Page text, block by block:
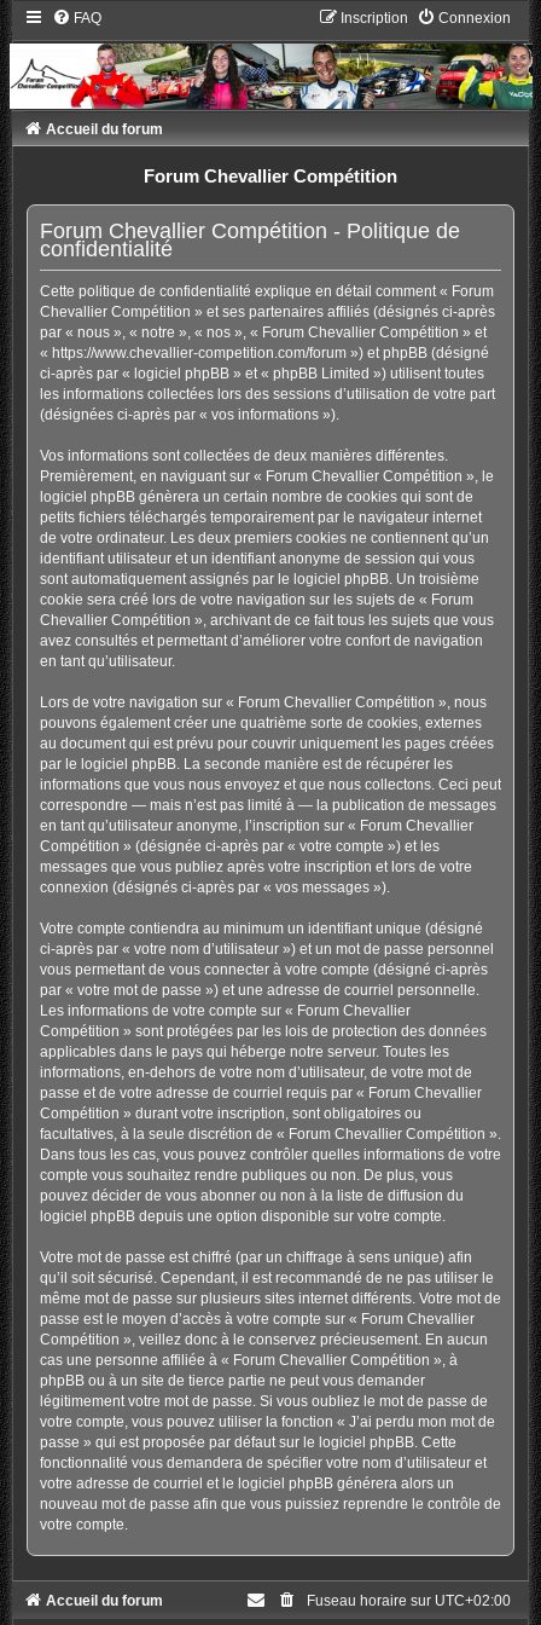
FAQ Connexion
Inscription
Accueil du forum
Forum Chevallier Compétition
Forum Chevallier Compétition - Politique de
confidentialité
Cette politique de confidentialité explique en détail comment « Forum
Chevallier Compétition » et ses partenaires affiliés (désignés ci-après
par « nous », « notre », « nos », « Forum Chevallier Compétition » et
« https://www.chevallier-competition.com/forum ») et phpBB (désigné
ci-après par « logiciel phpBB » et « phpBB Limited ») utilisent toutes
les informations collectées lors des sessions d’utilisation de votre part
(désignées ci-après par « vos informations »).
Vos informations sont collectées de deux manières différentes.
Premièrement, en naviguant sur « Forum Chevallier Compétition », le
logiciel phpBB génèrera un certain nombre de cookies qui sont de
petits fichiers téléchargés temporairement par le navigateur internet
de votre ordinateur. Les deux premiers cookies ne contiennent qu’un
identifiant utilisateur et un identifiant anonyme de session qui vous
sont automatiquement assignés par le logiciel phpBB. Un troisième
cookie sera créé lors de votre navigation sur les sujets de « Forum
Chevallier Compétition », archivant de ce fait tous les sujets que vous
avez consultés et permettant d’améliorer votre confort de navigation
en tant qu’utilisateur.
Lors de votre navigation sur « Forum Chevallier Compétition », nous
pouvons également créer une quatrième sorte de cookies, externes
au document qui est prévu pour couvrir uniquement les pages créées
par le logiciel phpBB. La seconde manière est de récupérer les
informations que vous nous envoyez et que nous collectons. Ceci peut
correspondre — mais n’est pas limité à — la publication de messages
en tant qu’utilisateur anonyme, l’inscription sur « Forum Chevallier
Compétition » (désignée ci-après par « votre compte ») et les
messages que vous publiez après votre inscription et lors de votre
connexion (désignés ci-après par « vos messages »).
Votre compte contiendra au minimum un identifiant unique (désigné
ci-après par « votre nom d’utilisateur ») et un mot de passe personnel
vous permettant de vous connecter à votre compte (désigné ci-après
par « votre mot de passe ») et une adresse de courriel personnelle.
Les informations de votre compte sur « Forum Chevallier
Compétition » sont protégées par les lois de protection des données
applicables dans le pays qui héberge notre serveur. Toutes les
informations, en-dehors de votre nom d’utilisateur, de votre mot de
passe et de votre adresse de courriel requis par « Forum Chevallier
Compétition » durant votre inscription, sont obligatoires ou
facultatives, à la seule discrétion de « Forum Chevallier Compétition ».
Dans tous les cas, vous pouvez contrôler quelles informations de votre
compte vous souhaitez rendre publiques ou non. De plus, vous
pouvez décider de vous abonner ou non à la liste de diffusion du
logiciel phpBB depuis une option disponible sur votre compte.
Votre mot de passe est chiffré (par un chiffrage à sens unique) afin
qu’il soit sécurisé. Cependant, il est recommandé de ne pas utiliser le
même mot de passe sur plusieurs sites internet différents. Votre mot de
passe est le moyen d’accès à votre compte sur « Forum Chevallier
Compétition », veillez donc à le conservez précieusement. En aucun
cas une personne affiliée à « Forum Chevallier Compétition », à
phpBB ou à un site de tierce partie ne peut vous demander
légitimement votre mot de passe. Si vous oubliez le mot de passe de
votre compte, vous pouvez utiliser la fonction « J’ai perdu mon mot de
passe » qui est proposée par défaut sur le logiciel phpBB. Cette
fonctionnalité vous demandera de spécifier votre nom d’utilisateur et
votre adresse de courriel et le logiciel phpBB générera alors un
nouveau mot de passe afin que vous puissiez reprendre le contrôle de
votre compte.
Accueil du forum Fuseau horaire sur UTC+02:00